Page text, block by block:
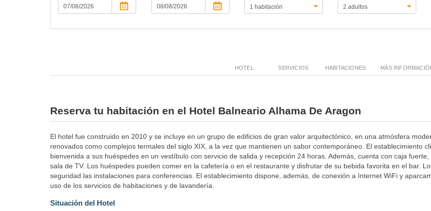
HOTEL SERVICIOS HABITACIONES MÁS
Reserva tu habitación en el Hotel Balneario Alhama De Aragon
El hotel fue construido en 2010 y se incluye en un grupo de edificios de gran valor arquitectónico, en una atmósfera
renovados como complejos termales del siglo XIX, a la vez que mantienen un sabor contemporáneo. El establecimiento
bienvenida a sus huéspedes en un vestíbulo con servicio de salida y recepción 24 horas. Además, cuenta con caja
sala de TV. Los huéspedes pueden comer en la cafetería o en el restaurante y disfrutar de su bebida favorita en el bar.
seguridad las instalaciones para conferencias. El establecimiento dispone, además, de conexión a Internet WiFi y
uso de los servicios de habitaciones y de lavandería.
Situación del Hotel